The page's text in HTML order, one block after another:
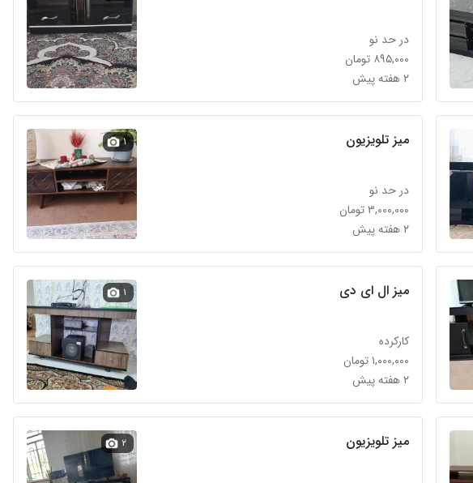
در حد نو
۸۹۵,۰۰۰ تومان
۲ هفته پیش
میز تلویزیون
در حد نو
۳,۰۰۰,۰۰۰ تومان
۲ هفته پیش
۱
میز ال ای دی
کارکرده
۱,۰۰۰,۰۰۰ تومان
۲ هفته پیش
۱
میز تلویزیون ۲